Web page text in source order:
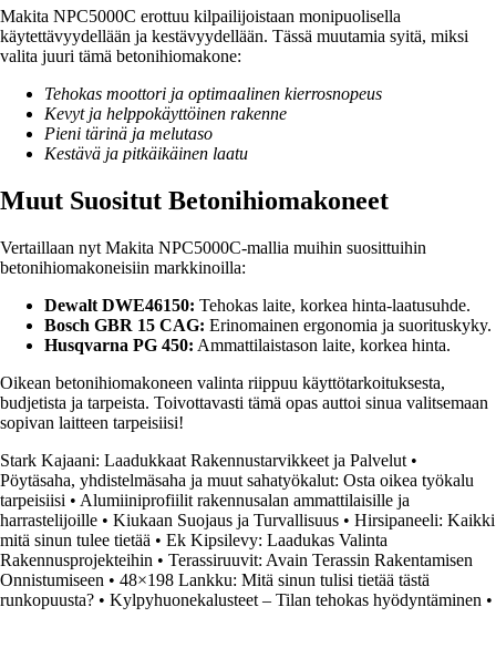
Makita NPC5000C erottuu kilpailijoistaan monipuolisella
käytettävyydellään ja kestävyydellään. Tässä muutamia syitä, miksi
valita juuri tämä betonihiomakone:
Tehokas moottori ja optimaalinen kierrosnopeus
Kevyt ja helppokäyttöinen rakenne
Pieni tärinä ja melutaso
Kestävä ja pitkäikäinen laatu
Muut Suositut Betonihiomakoneet
Vertaillaan nyt Makita NPC5000C-mallia muihin suosittuihin
betonihiomakoneisiin markkinoilla:
Dewalt DWE46150: Tehokas laite, korkea hinta-laatusuhde.
Bosch GBR 15 CAG: Erinomainen ergonomia ja suorituskyky.
Husqvarna PG 450: Ammattilaistason laite, korkea hinta.
Oikean betonihiomakoneen valinta riippuu käyttötarkoituksesta,
budjetista ja tarpeista. Toivottavasti tämä opas auttoi sinua valitsemaan
sopivan laitteen tarpeisiisi!
Stark Kajaani: Laadukkaat Rakennustarvikkeet ja Palvelut •
Pöytäsaha, yhdistelmäsaha ja muut sahatyökalut: Osta oikea työkalu
tarpeisiisi • Alumiiniprofiilit rakennusalan ammattilaisille ja
harrastelijoille • Kiukaan Suojaus ja Turvallisuus • Hirsipaneeli: Kaikki
mitä sinun tulee tietää • Ek Kipsilevy: Laadukas Valinta
Rakennusprojekteihin • Terassiruuvit: Avain Terassin Rakentamisen
Onnistumiseen • 48×198 Lankku: Mitä sinun tulisi tietää tästä
runkopuusta? • Kylpyhuonekalusteet – Tilan tehokas hyödyntäminen •